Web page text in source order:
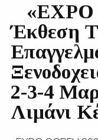
«EXPO
Έκθεση
2-3-4
Λιμάνι